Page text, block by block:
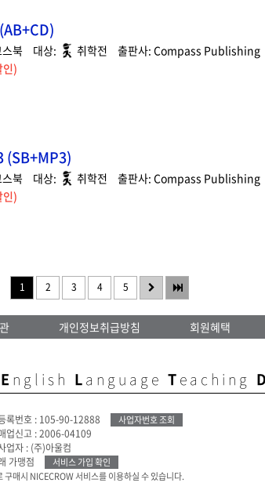
북 취학전 Compass Publishing
)
북 취학전 Compass Publishing
)
1 2 3 4 5
개인정보취급방침 회원혜택
E nglish Language Teaching D
록번호 : 105-90-12888 사업자번호 조회
업신고 : 2006-04109
업자 : (주)아울컴
가맹점
서비스 가입 확인
구매시 NICECROW 서비스를 이용하실 수 있습니다.